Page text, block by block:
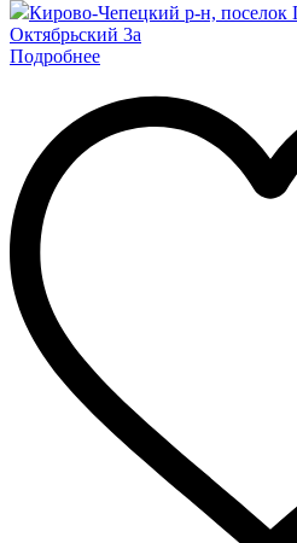
Кирово-Чепецкий р-н, поселок
Октябрьский 3а
Подробнее